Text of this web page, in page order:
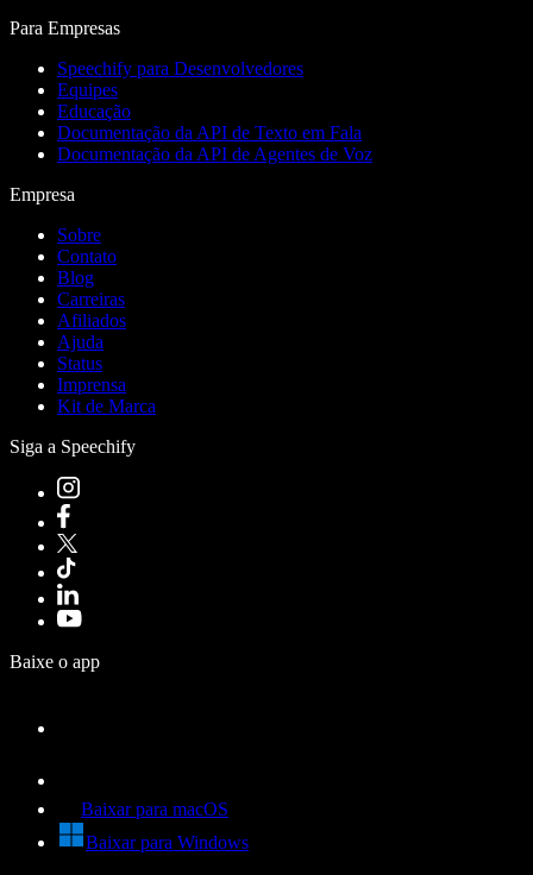
Para Empresas
Speechify para Desenvolvedores
Equipes
Educação
Documentação da API de Texto em Fala
Documentação da API de Agentes de Voz
Empresa
Sobre
Contato
Blog
Carreiras
Afiliados
Ajuda
Status
Imprensa
Kit de Marca
Siga a Speechify
Baixe o app
Baixar para macOS
Baixar para Windows